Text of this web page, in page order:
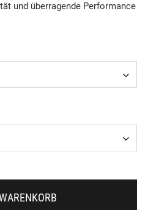
und überragende Performance